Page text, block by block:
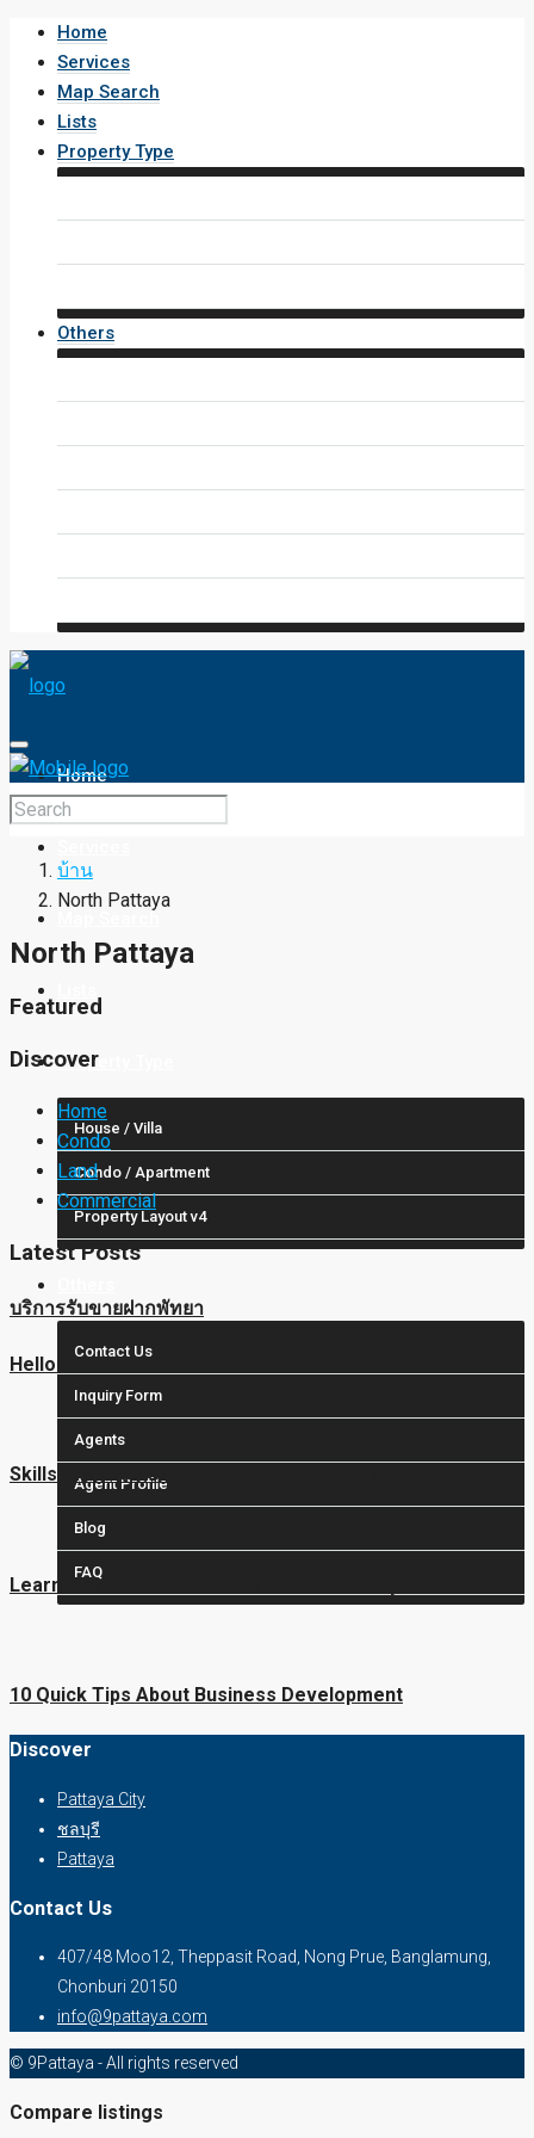
Home
Services
Map Search
Lists
Property Type
Others
Home
Property Type
House / Villa
Condo / Apartment
Property Layout v4
Contact Us
Inquiry Form
Agents
Agent Profile
Blog
FAQ
บ้าน
North Pattaya
North Pattaya
Featured
Discover
Home
Condo
Land
Commercial
Latest Posts
บริการรับขายฝากพัทยา
Hello world!
Skills That You Can Learn In The Real Estate Market
Learn The Truth About Real Estate Industry
10 Quick Tips About Business Development
Discover
Pattaya City
ชลบุรี
Pattaya
Contact Us
407/48 Moo12, Theppasit Road, Nong Prue, Banglamung,
Chonburi 20150
info@9pattaya.com
© 9Pattaya - All rights reserved
Compare listings